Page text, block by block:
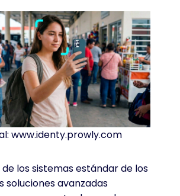
www.identy.prowly.com
los sistemas estándar de los
soluciones avanzadas